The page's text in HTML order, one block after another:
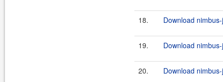
18. Download
19. Download
20. Download